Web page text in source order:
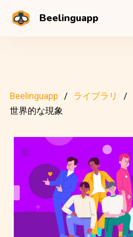
Beelinguapp
Beelinguapp ライブラリ
世界的な現象